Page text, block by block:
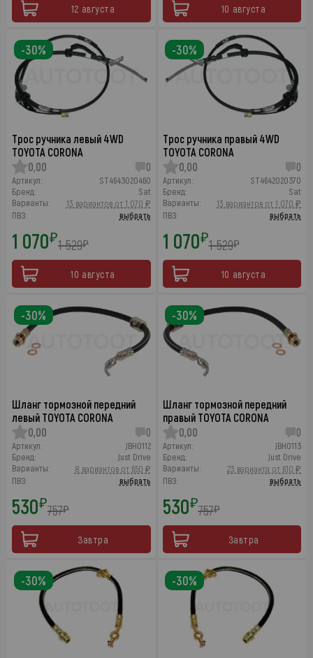
12 августа 10 августа
Трос ручника левый 4WD
TOYOTA CORONA
0,00
0
Артикул:
ST4643020460
Бренд:
Sat
Варианты:
13 вариантов от 1 070 ₽
ПВЗ:
выбрать
1 070₽1 529₽
10 августа
-30%
Трос ручника правый 4WD
TOYOTA CORONA
0,00
0
Артикул:
ST4642020370
Бренд:
Sat
Варианты:
13 вариантов от 1 070 ₽
ПВЗ:
выбрать
1 070₽1 529₽
10 августа
-30%
Шланг тормозной передний
левый TOYOTA CORONA
0,00
0
Артикул:
JBH0112
Бренд:
Just Drive
Варианты:
8 вариантов от 650 ₽
ПВЗ:
выбрать
530₽757₽
Завтра
-30%
Шланг тормозной передний
правый TOYOTA CORONA
0,00
0
Артикул:
JBH0113
Бренд:
Just Drive
Варианты:
23 варианта от 610 ₽
ПВЗ:
выбрать
530₽757₽
Завтра
-30%
-30% -30%